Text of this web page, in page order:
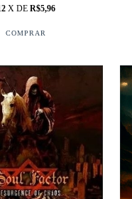
X DE R$5,96